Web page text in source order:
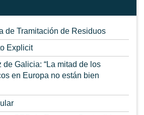
de Tramitación de Residuos
Explicit
de Galicia: “La mitad de los
en Europa no están bien